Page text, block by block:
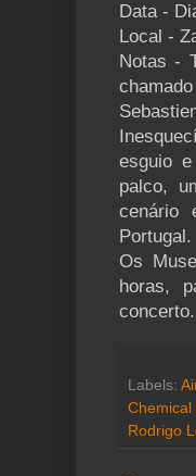
Data -
Local -
Notas -
esguio
palco,
cenário
Portugal.
Os
horas,
concerto.
Labels:
Chemical
Rodrigo